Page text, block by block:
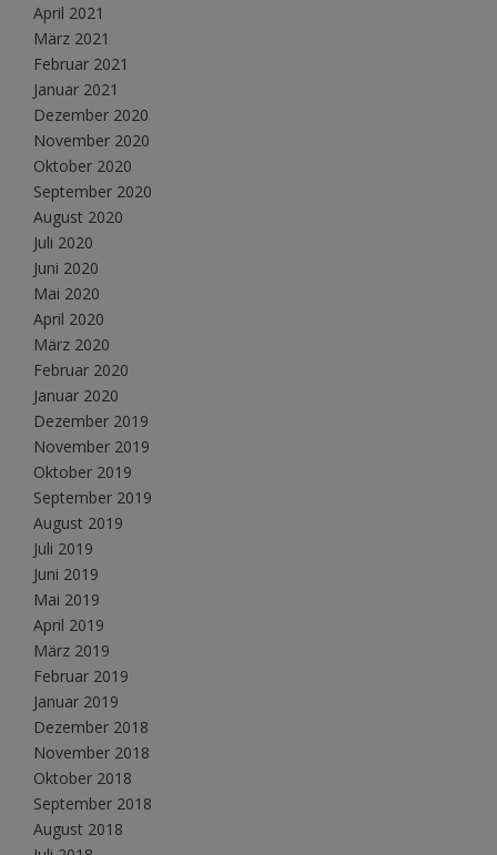
April 2021
März 2021
Februar 2021
Januar 2021
Dezember 2020
November 2020
Oktober 2020
September 2020
August 2020
Juli 2020
Juni 2020
Mai 2020
April 2020
März 2020
Februar 2020
Januar 2020
Dezember 2019
November 2019
Oktober 2019
September 2019
August 2019
Juli 2019
Juni 2019
Mai 2019
April 2019
März 2019
Februar 2019
Januar 2019
Dezember 2018
November 2018
Oktober 2018
September 2018
August 2018